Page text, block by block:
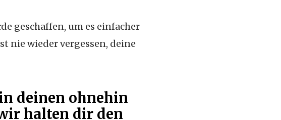
geschaffen, um es einfacher
nie wieder vergessen, deine
deinen ohnehin
halten dir den